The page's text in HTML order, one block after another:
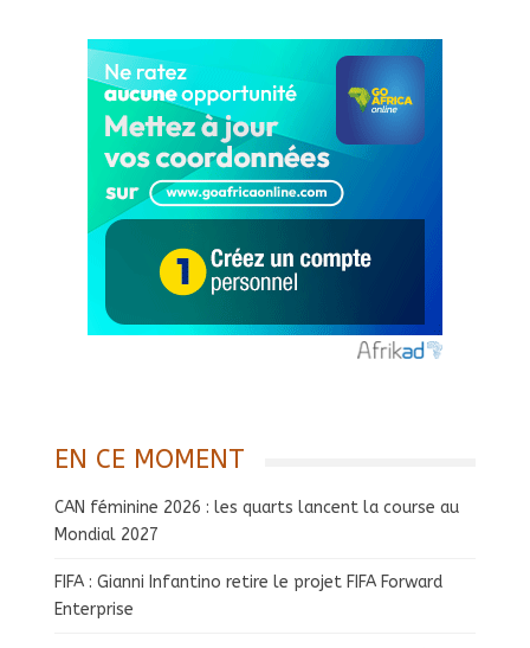
EN CE MOMENT
CAN féminine 2026 : les quarts lancent la course au
Mondial 2027
FIFA : Gianni Infantino retire le projet FIFA Forward
Enterprise